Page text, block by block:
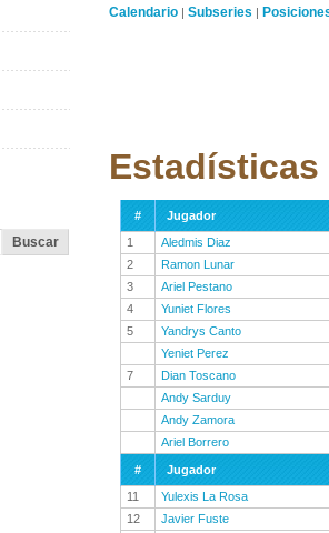
Calendario | Subseries |
#
Jugador
1
Aledmis Diaz
2
Ramon Lunar
3
Ariel Pestano
4
Yuniet Flores
5
Yandrys Canto
Yeniet Perez
7
Dian Toscano
Andy Sarduy
Andy Zamora
Ariel Borrero
#
Jugador
11
Yulexis La Rosa
12
Javier Fuste